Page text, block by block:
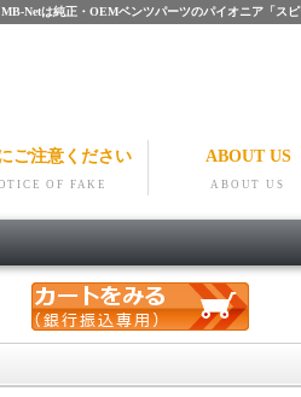
MB-Netは純正・OEMベンツパーツのパイオニア「ス
ご注意ください
OF FAKE
ABOUT US
ABOUT US